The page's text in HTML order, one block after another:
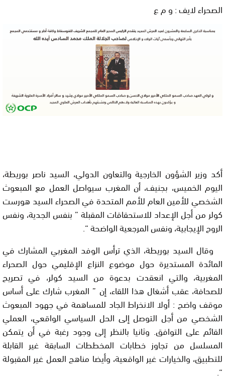
الصحراء لايف : و م ع
أكد وزير الشؤون الخارجية والتعاون الدولي، السيد ناصر بوريطة،
اليوم الخميس، بجنيف، أن المغرب سيواصل العمل مع المبعوث
الشخصي للأمين العام للأمم المتحدة في الصحراء السيد هورست
كولر من أجل الإعداد للاستحقاقات المقبلة” بنفس الجدية، ونفس
الروح الإيجابية، ونفس المرجعية الواضحة“.
وقال السيد بوريطة، الذي ترأس الوفد المغربي المشارك في
المائدة المستديرة حول موضوع النزاع الإقليمي حول الصحراء
المغربية، والتي انعقدت بدعوة من السيد كولر، في تصريح
للصحافة، عقب أشغال هذا اللقاء، إن ” المغرب شارك على أساس
موقف واضح : أولا الانخراط الجاد للمساهمة في جهود المبعوث
الشخصي من أجل التوصل إلى الحل السياسي الواقعي، العملي
القائم على التوافق. وثانيا بالنظر إلى وجود رغبة في أن يتمكن
المسلسل من تجاوز خطابات المخططات السابقة غير القابلة
للتطبيق، والخيارات غير الواقعية، وأيضا مناهج العمل غير المقبولة
“.